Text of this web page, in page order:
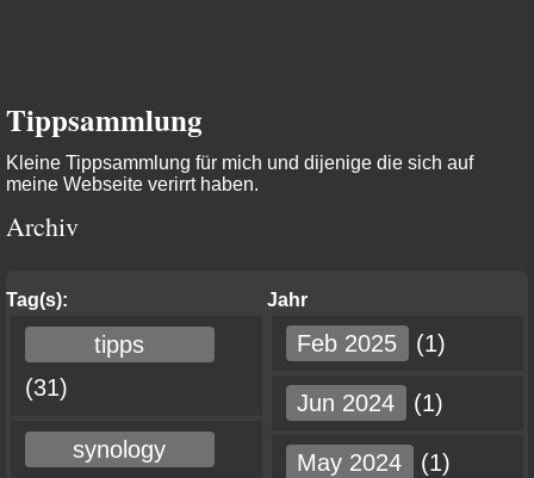
Tippsammlung
Kleine Tippsammlung für mich und dijenige die sich auf
meine Webseite verirrt haben.
Archiv
Jahr
Feb 2025 (1)
Jun 2024 (1)
May 2024 (1)
Tag(s):
tipps
(31)
synology